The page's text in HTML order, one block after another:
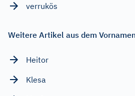
verrukös
Weitere Artikel aus dem
Heitor
Klesa